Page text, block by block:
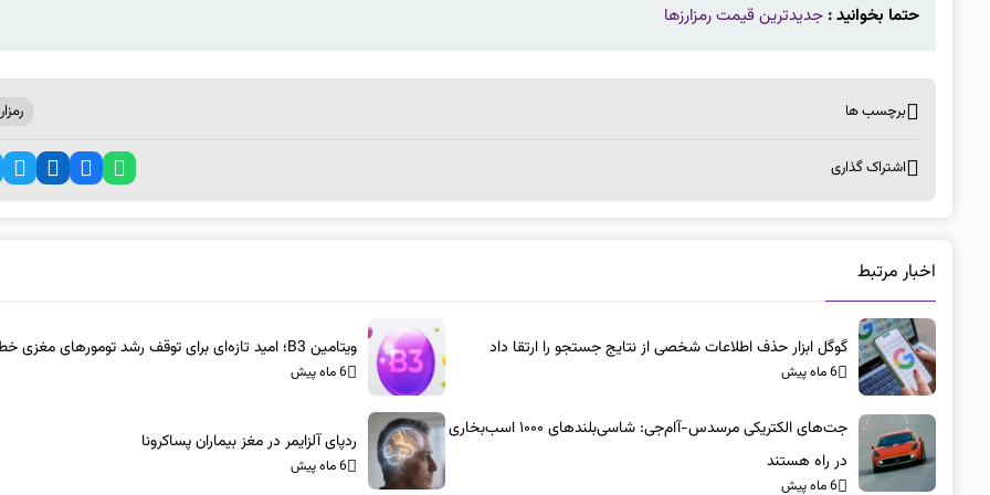
حتما بخوانید : جدیدترین قیمت رمزارزها
برچسب ها
اشتراک گذاری
اخبار مرتبط
گوگل ابزار حذف اطلاعات شخصی از نتایج جستجو را ارتقا داد
6 ماه پیش
ویتامین B3؛ امید تازه‌ای برای توقف رشد تومورهای مغزی خطرناک
6 ماه پیش
جت‌های الکتریکی مرسدس-آام‌جی: شاسی‌بلندهای ۱۰۰۰ اسب‌بخاری
در راه هستند
6 ماه پیش
ردپای آلزایمر در مغز بیماران پساکرونا
6 ماه پیش